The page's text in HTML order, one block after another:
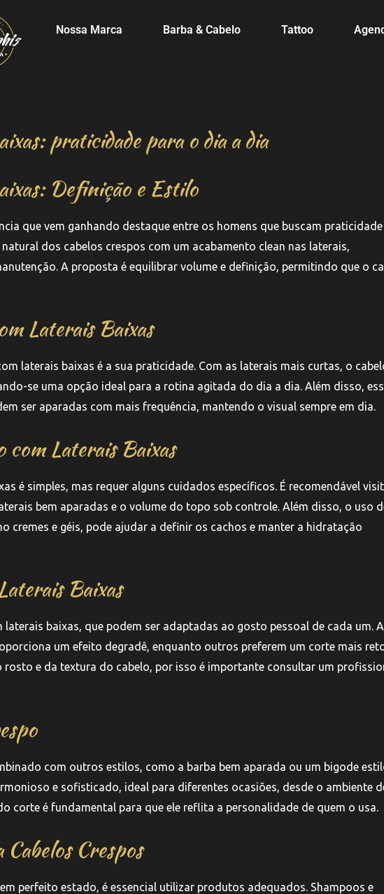
Nossa Marca Barba & Cabelo Tattoo
praticidade para o dia a dia
Definição e Estilo
que vem ganhando destaque entre os homens que buscam praticidade
dos cabelos crespos com um acabamento clean nas laterais,
A proposta é equilibrar volume e definição, permitindo que o
Laterais Baixas
laterais baixas é a sua praticidade. Com as laterais mais curtas, o
se uma opção ideal para a rotina agitada do dia a dia. Além disso,
ser aparadas com mais frequência, mantendo o visual sempre em dia.
Laterais Baixas
é simples, mas requer alguns cuidados específicos. É recomendável
bem aparadas e o volume do topo sob controle. Além disso, o uso
cremes e géis, pode ajudar a definir os cachos e manter a hidratação
Baixas
baixas, que podem ser adaptadas ao gosto pessoal de cada um.
um efeito degradê, enquanto outros preferem um corte mais
e da textura do cabelo, por isso é importante consultar um
com outros estilos, como a barba bem aparada ou um bigode
e sofisticado, ideal para diferentes ocasiões, desde o ambiente
corte é fundamental para que ele reflita a personalidade de quem o usa.
Crespos
perfeito estado, é essencial utilizar produtos adequados. Shampoos e